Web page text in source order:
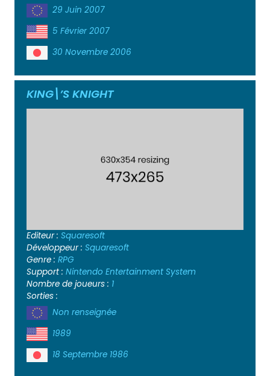
29 Juin 2007
5 Février 2007
30 Novembre 2006
KING\’S KNIGHT
Editeur : Squaresoft
Développeur : Squaresoft
Genre : RPG
Support : Nintendo Entertainment System
Nombre de joueurs : 1
Sorties :
Non renseignée
1989
18 Septembre 1986